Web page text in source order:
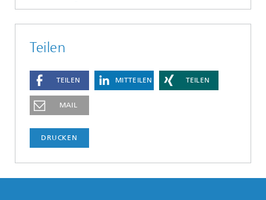
Teilen
TEILEN MITTEILEN TEILEN
MAIL
DRUCKEN